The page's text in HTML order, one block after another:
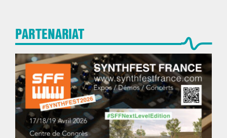
PARTENARIAT